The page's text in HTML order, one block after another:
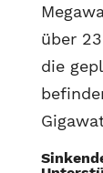
über
die